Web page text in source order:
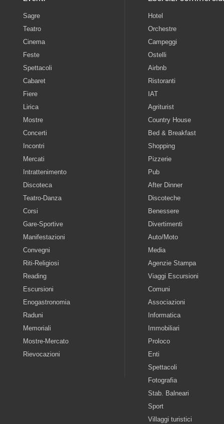
Sagre
Teatro
Cinema
Feste
Spettacoli
Cabaret
Fiere
Lirica
Mostre
Concerti
Incontri
Mercati
Intrattenimento
Discoteca
Teatro-Danza
Corsi
Gare-Sportive
Manifestazioni
Convegni
Riti-Religiosi
Reading
Escursioni
Enogastronomia
Raduni
Memoriali
Mostre-Mercato
Rievocazioni
Hotel
Orchestre
Campeggi
Ostelli
Airbnb
Ristoranti
IAT
Agriturist
Country House
Bed & Breakfast
Shopping
Pizzerie
Pub
After Dinner
Discoteche
Benessere
Divertimenti
Auto/Moto
Media
Agenzie Stampa
Viaggi Escursioni
Comuni
Associazioni
Informatica
Immobiliari
Proloco
Enti
Spettacoli
Fotografia
Stab. Balneari
Sport
Villaggi turistici